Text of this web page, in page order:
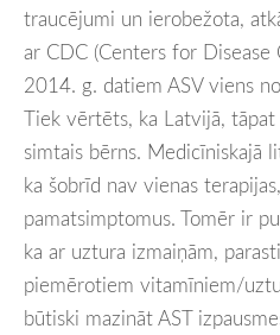
traucējumi un ierobežota,
ar CDC (Centers for
2014. g. datiem ASV viens
Tiek vērtēts, ka Latvijā,
simtais bērns. Medicīniskajā
ka šobrīd nav vienas
pamatsimptomus. Tomēr ir
ka ar uztura izmaiņām,
piemērotiem vitamīniem/
būtiski mazināt AST